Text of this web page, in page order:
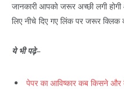
जानकारी आपको जरूर अच्छी लगी
लिए नीचे दिए गए लिंक पर जरूर क्लिक
ये भी पढ़े–
पेपर का आविष्कार कब किसने